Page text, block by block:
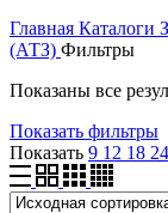
Главная Каталоги
(АТЗ) Фильтры
Показаны все
Показать фильтры
Показать 9 12 18 24